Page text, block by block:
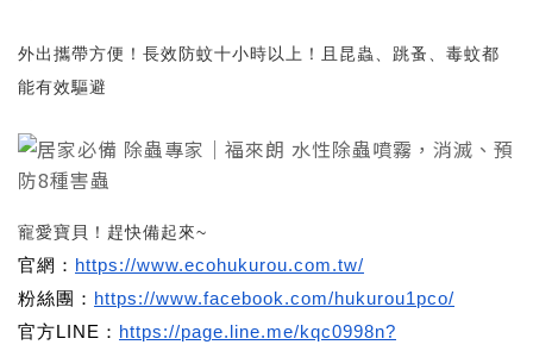
外出攜帶方便！長效防蚊十小時以上！且昆蟲、跳蚤、毒蚊都
能有效驅避
寵愛寶貝！趕快備起來~
官網： https://www.ecohukurou.com.tw/
粉絲團： https://www.facebook.com/hukurou1pco/
官方LINE： https://page.line.me/kqc0998n?